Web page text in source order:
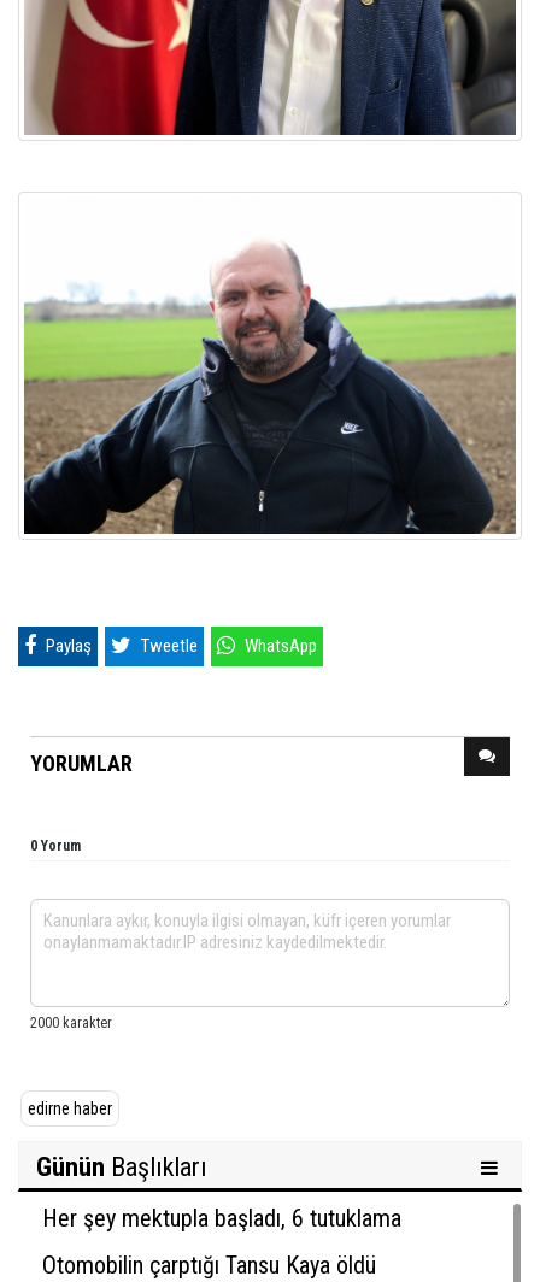
Paylaş Tweetle WhatsApp
YORUMLAR
0 Yorum
edirne haber
Günün Başlıkları
Her şey mektupla başladı, 6 tutuklama
Otomobilin çarptığı Tansu Kaya öldü